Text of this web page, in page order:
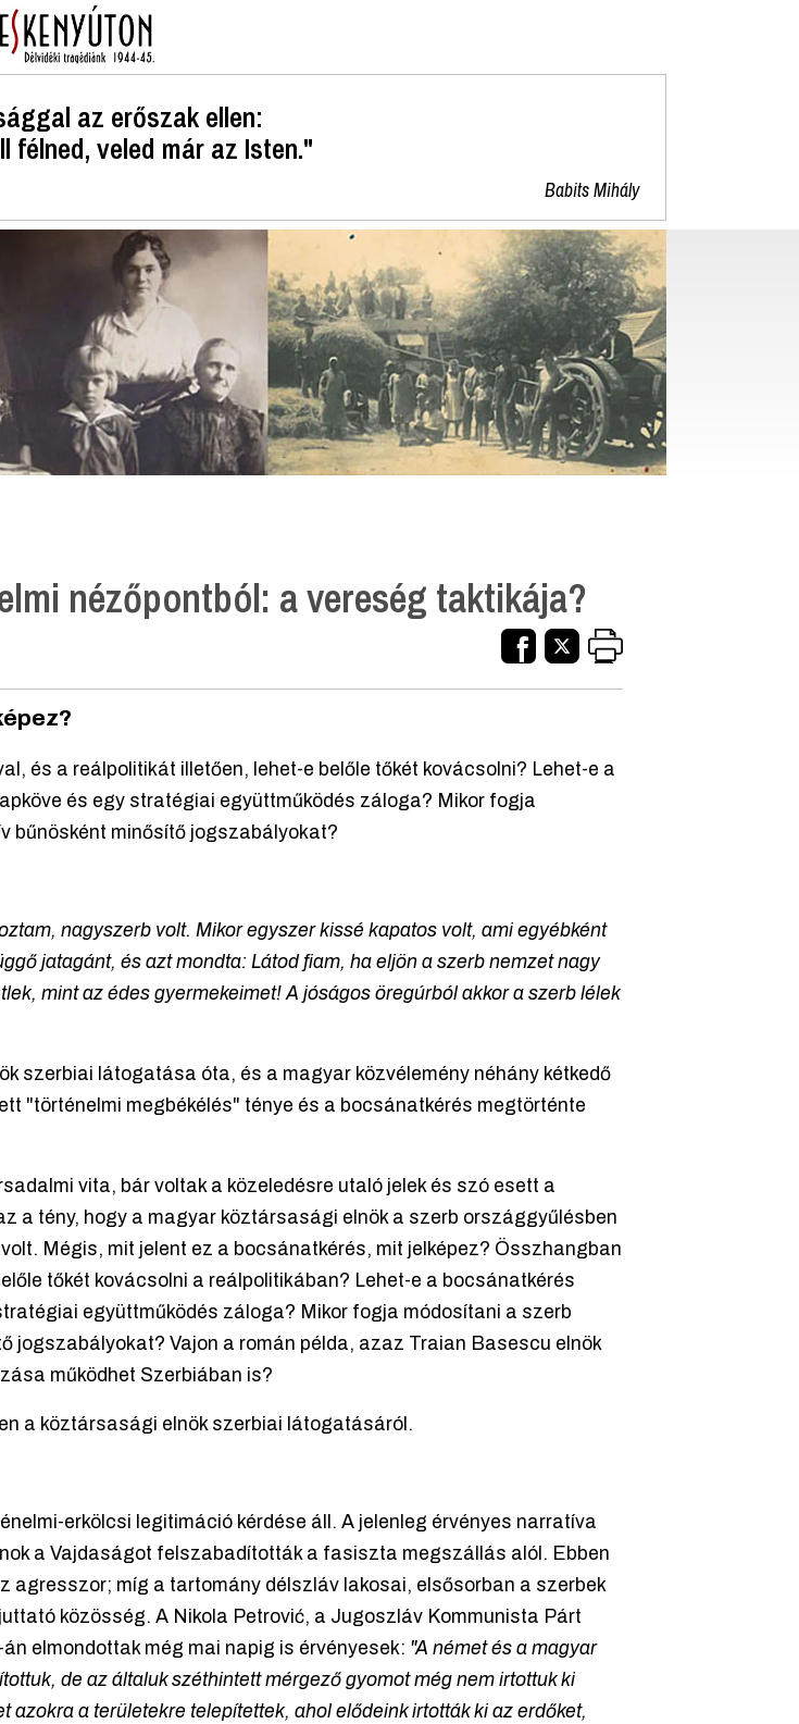
az erőszak ellen:
félned, veled már az Isten."
Babits Mihály
nézőpontból: a vereség taktikája?
és a reálpolitikát illetően, lehet-e belőle tőkét kovácsolni? Lehet-e a
és egy stratégiai együttműködés záloga? Mikor fogja
bűnösként minősítő jogszabályokat?
nagyszerb volt. Mikor egyszer kissé kapatos volt, ami egyébként
jatagánt, és azt mondta: Látod fiam, ha eljön a szerb nemzet nagy
mint az édes gyermekeimet! A jóságos öregúrból akkor a szerb lélek
szerbiai látogatása óta, és a magyar közvélemény néhány kétkedő
"történelmi megbékélés" ténye és a bocsánatkérés megtörténte
vita, bár voltak a közeledésre utaló jelek és szó esett a
a tény, hogy a magyar köztársasági elnök a szerb országgyűlésben
Mégis, mit jelent ez a bocsánatkérés, mit jelképez? Összhangban
tőkét kovácsolni a reálpolitikában? Lehet-e a bocsánatkérés
együttműködés záloga? Mikor fogja módosítani a szerb
jogszabályokat? Vajon a román példa, azaz Traian Basescu elnök
működhet Szerbiában is?
a köztársasági elnök szerbiai látogatásáról.
erkölcsi legitimáció kérdése áll. A jelenleg érvényes narratíva
a Vajdaságot felszabadították a fasiszta megszállás alól. Ebben
míg a tartomány délszláv lakosai, elsősorban a szerbek
közösség. A Nikola Petrović, a Jugoszláv Kommunista Párt
elmondottak még mai napig is érvényesek: "A német és a magyar
de az általuk széthintett mérgező gyomot még nem irtottuk ki
a területekre telepítettek, ahol elődeink irtották ki az erdőket,